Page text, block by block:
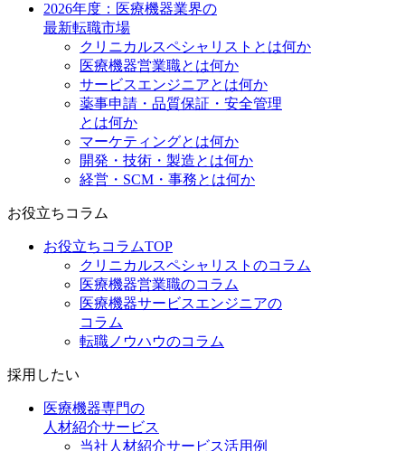
2026年度：医療機器業界の
最新転職市場
クリニカルスペシャリストとは何か
医療機器営業職とは何か
サービスエンジニアとは何か
薬事申請・品質保証・安全管理
とは何か
マーケティングとは何か
開発・技術・製造とは何か
経営・SCM・事務とは何か
お役立ちコラム
お役立ちコラムTOP
クリニカルスペシャリストのコラム
医療機器営業職のコラム
医療機器サービスエンジニアの
コラム
転職ノウハウのコラム
採用したい
医療機器専門の
人材紹介サービス
当社人材紹介サービス活用例